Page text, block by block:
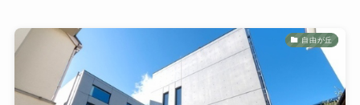
自由が丘